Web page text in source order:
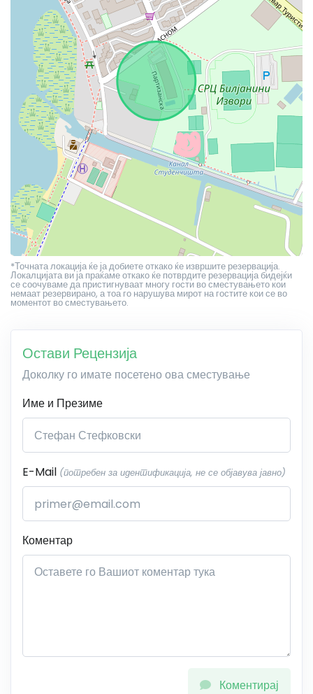
*Точната локација ќе ја добиете откако ќе извршите резервација.
Локалцијата ви ја праќаме откако ќе потврдите резервација бидејќи
се соочуваме да пристигнуваат многу гости во сместувањето кои
немаат резервирано, а тоа го нарушува мирот на гостите кои се во
моментот во сместувањето.
Остави Рецензија
Доколку го имате посетено ова сместување
Име и Презиме
E-Mail (потребен за идентификација, не се објавува јавно)
Коментар
Коментирај